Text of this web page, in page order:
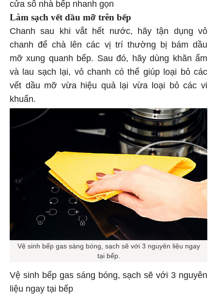
cửa sổ nhà bếp nhanh gọn
Làm sạch vết dầu mỡ trên bếp
Chanh sau khi vắt hết nước, hãy tận dụng vỏ
chanh để chà lên các vị trí thường bị bám dầu
mỡ xung quanh bếp. Sau đó, hãy dùng khăn ẩm
và lau sạch lại, vỏ chanh có thể giúp loại bỏ các
vết dầu mỡ vừa hiệu quả lại vừa loại bỏ các vi
khuẩn.
Vệ sinh bếp gas sáng bóng, sạch sẽ với 3 nguyên liệu ngay
tại bếp.
Vệ sinh bếp gas sáng bóng, sạch sẽ với 3 nguyên
liệu ngay tại bếp